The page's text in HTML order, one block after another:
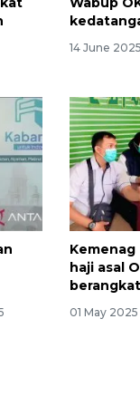
14 June
haji asal
01 May